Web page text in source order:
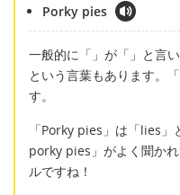
Porky pies
一般的に「」が「」と言
という言葉もあります。
す。
「Porky pies」は「lies
porky pies」がよく聞か
ルですね！